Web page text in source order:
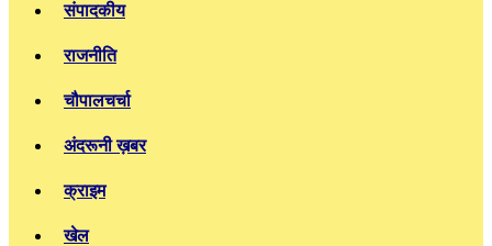
संपादकीय
राजनीति
चौपालचर्चा
अंदरूनी ख़बर
क्राइम
खेल